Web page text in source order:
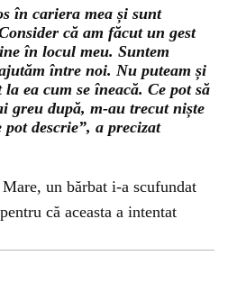
în cariera mea și sunt
că am făcut un gest
în locul meu. Suntem
între noi. Nu puteam și
ea cum se îneacă. Ce pot să
greu după, m-au trecut niște
descrie”, a precizat
un bărbat i-a scufundat
că aceasta a intentat